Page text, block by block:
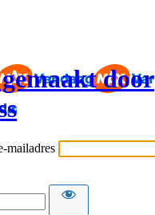
door
mailadres